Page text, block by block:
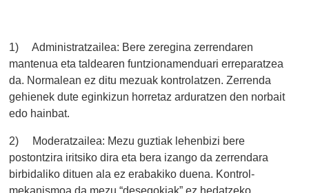
1) Administratzailea: Bere zeregina zerrendaren
mantenua eta taldearen funtzionamenduari erreparatzea
da. Normalean ez ditu mezuak kontrolatzen. Zerrenda
gehienek dute eginkizun horretaz arduratzen den norbait
edo hainbat.
2) Moderatzailea: Mezu guztiak lehenbizi bere
postontzira iritsiko dira eta bera izango da zerrendara
birbidaliko dituen ala ez erabakiko duena. Kontrol-
mekanismoa da mezu “desegokiak” ez hedatzeko.